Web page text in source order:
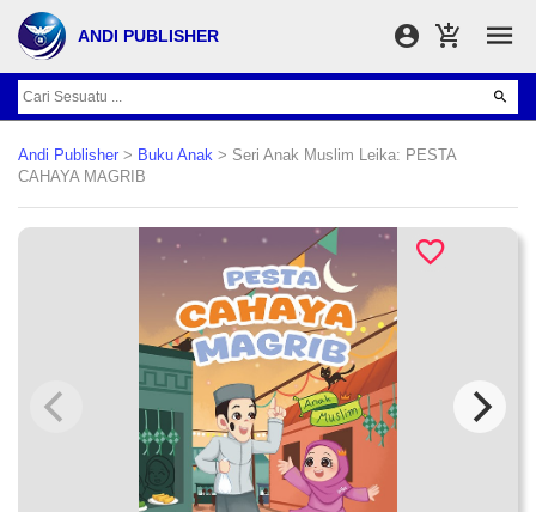
ANDI PUBLISHER
Andi Publisher > Buku Anak > Seri Anak Muslim Leika: PESTA
CAHAYA MAGRIB